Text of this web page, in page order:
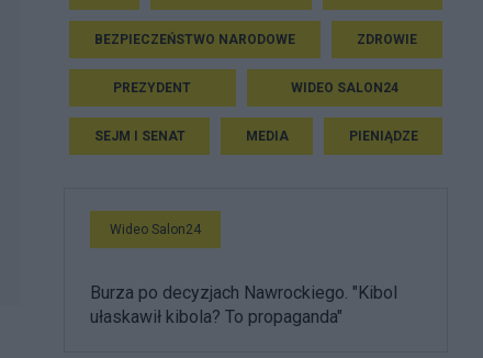
BEZPIECZEŃSTWO NARODOWE ZDROWIE
PREZYDENT WIDEO SALON24
SEJM I SENAT MEDIA PIENIĄDZE
Wideo Salon24
Burza po decyzjach Nawrockiego. "Kibol
ułaskawił kibola? To propaganda"